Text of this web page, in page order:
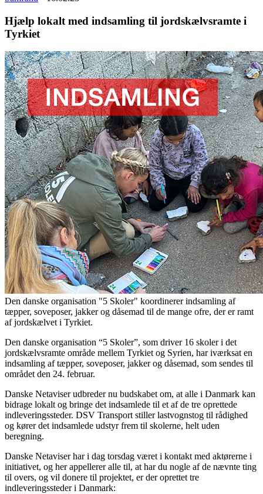
Hjælp lokalt med indsamling til jordskælvsramte i
Tyrkiet
Den danske organisation "5 Skoler" koordinerer indsamling af
tæpper, soveposer, jakker og dåsemad til de mange ofre, der er ramt
af jordskælvet i Tyrkiet.
Den danske organisation “5 Skoler”, som driver 16 skoler i det
jordskælvsramte område mellem Tyrkiet og Syrien, har iværksat en
indsamling af tæpper, soveposer, jakker og dåsemad, som sendes til
området den 24. februar.
Danske Netaviser udbreder nu budskabet om, at alle i Danmark kan
bidrage lokalt og bringe det indsamlede til et af de tre oprettede
indleveringssteder. DSV Transport stiller lastvognstog til rådighed
og kører det indsamlede udstyr frem til skolerne, helt uden
beregning.
Danske Netaviser har i dag torsdag været i kontakt med aktørerne i
initiativet, og her appellerer alle til, at har du nogle af de nævnte ting
til overs, og vil donere til projektet, er der oprettet tre
indleveringssteder i Danmark: